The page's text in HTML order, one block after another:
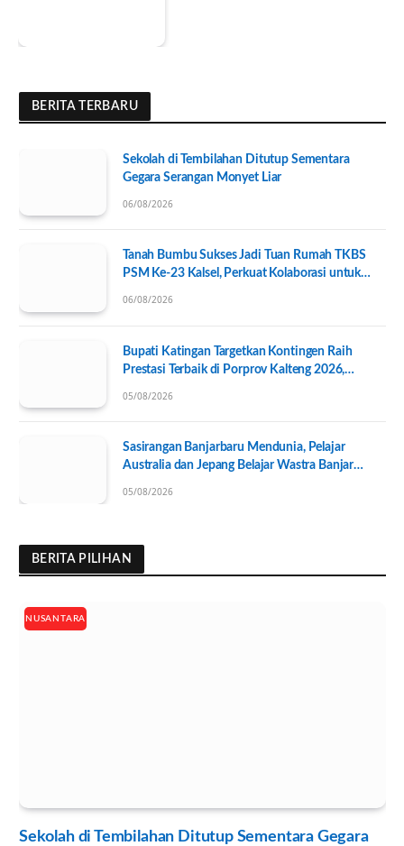
BERITA TERBARU
Sekolah di Tembilahan Ditutup Sementara
Gegara Serangan Monyet Liar
06/08/2026
Tanah Bumbu Sukses Jadi Tuan Rumah TKBS
PSM Ke-23 Kalsel, Perkuat Kolaborasi untuk
06/08/2026
Bupati Katingan Targetkan Kontingen Raih
Prestasi Terbaik di Porprov Kalteng 2026,
05/08/2026
Sasirangan Banjarbaru Mendunia, Pelajar
Australia dan Jepang Belajar Wastra Banjar
05/08/2026
BERITA PILIHAN
NUSANTARA
Sekolah di Tembilahan Ditutup Sementara Gegara